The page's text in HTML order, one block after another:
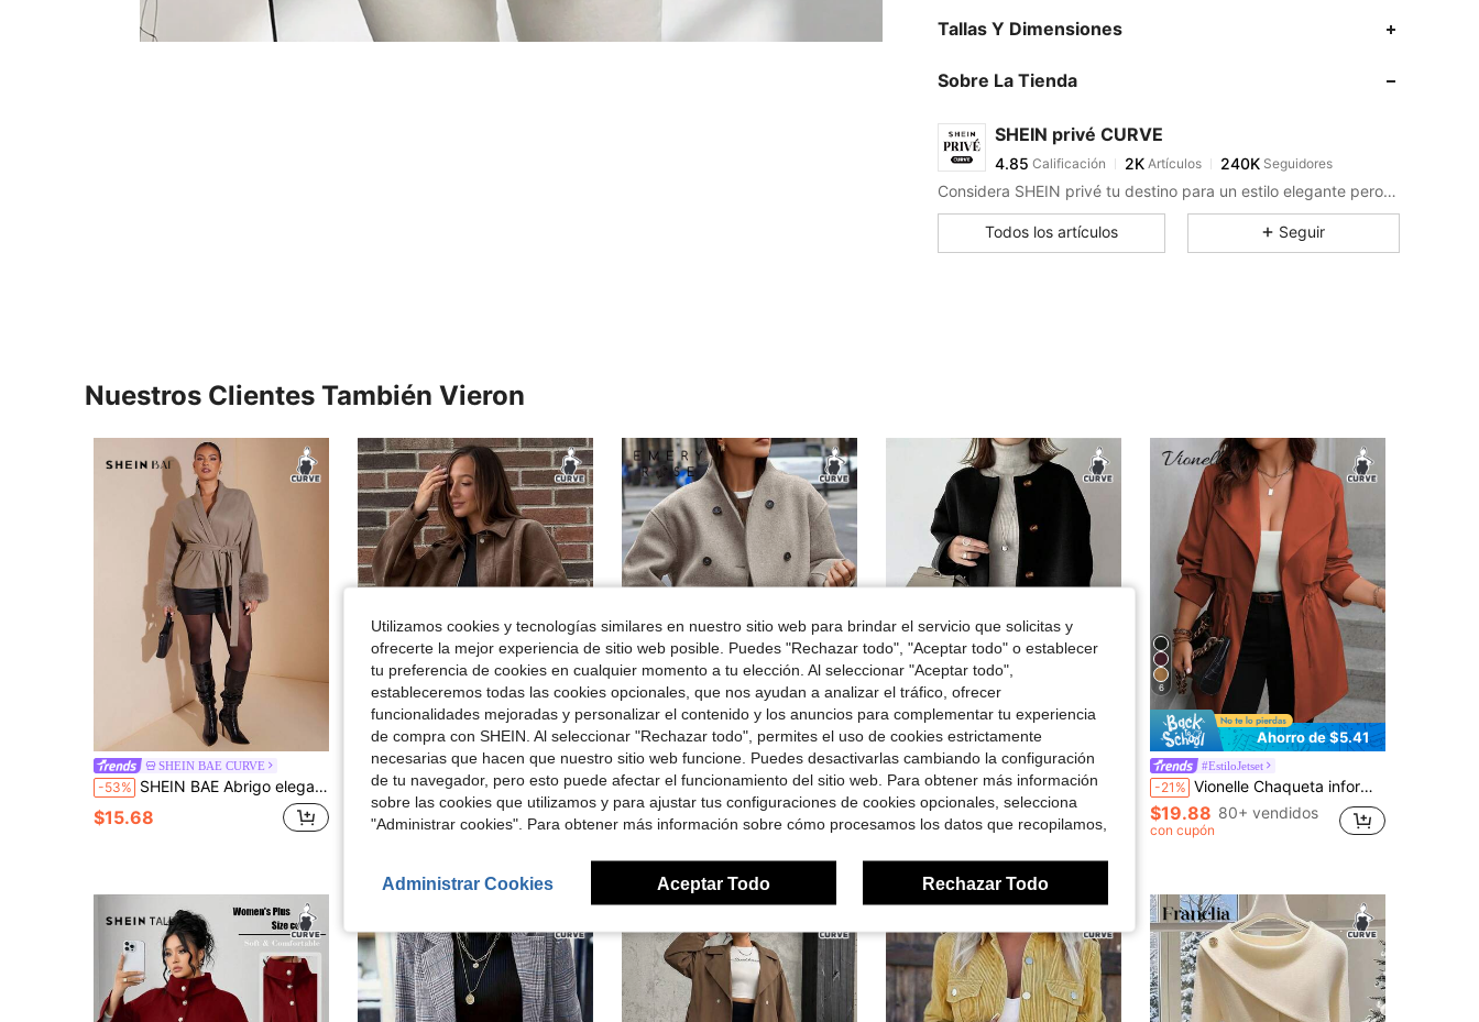
Tallas Y Dimensiones
Sobre La Tienda
SHEIN privé CURVE
4.85
4.85 Calificación
l***opagó Hace 1 día
4.85 2K 240K
4.85 240K
4.85 240K
240K
Considera SHEIN privé tu destino para un estilo elegante pero sin esfuerzo.
Todos los artículos Seguir
Nuestros Clientes También Vieron
SHEIN BAE CURVE
-53% SHEIN BAE Abrigo elegante de talla grande para mujer con puños de piel sintética de unicolor y hombros caídos, una prenda imprescindible para el otoño y el invierno, un abrigo corto para el trabajo y el calor, elegante y digno con cuello de piel, un abrigo popular para el otoño y el invierno
$15.68
Ahorro de $10.10
-30% Chaqueta de ante sintético marrón talla grande para mujer, hombros caídos, manga larga, detalle de cremallera plateada, bajo con cuatro botones, puños plisados, tela suave de moda, estilo callejero, ajuste holgado cómodo, chaqueta ligera para primavera, otoño e invierno
$23.99
con cupón
Ahorro de $9.34
-30% EMERY ROSE Abrigo largo de doble botonadura y cuello en V de unicolor vintage, talla grande, ropa de abrigo cálida para mujer para ir al trabajo, otoño/invierno
$22.15 90+ vendidos
con cupón
Ahorro de $9.64
-30% Abrigo de talla grande de longitud media, cierre con botones delanteros, cuello redondo, manga larga, abrigo de punto de unicolor, éxito de de otoño/invierno negro primavera
$22.95
con cupón
6
Ahorro de $5.41
#EstiloJetset
-21% Vionelle Chaqueta informal de manga larga con amarrar en el frente de unicolor, talla grande, para uso diario, ligera
$19.88 80+ vendidos
con cupón
Utilizamos cookies y tecnologías similares en nuestro sitio web para brindar el servicio que solicitas y
ofrecerte la mejor experiencia de sitio web posible. Puedes "Rechazar todo", "Aceptar todo" o establecer
tu preferencia de cookies en cualquier momento a tu elección. Al seleccionar "Aceptar todo",
estableceremos todas las cookies opcionales, que nos ayudan a analizar el tráfico, ofrecer
funcionalidades mejoradas y personalizar el contenido y los anuncios para complementar tu experiencia
de compra con SHEIN. Al seleccionar "Rechazar todo", permites el uso de cookies estrictamente
necesarias que hacen que nuestro sitio web funcione. Puedes desactivarlas cambiando la configuración
de tu navegador, pero esto puede afectar el funcionamiento del sitio web. Para obtener más información
sobre las cookies que utilizamos y para ajustar tus configuraciones de cookies opcionales, selecciona
"Administrar cookies". Para obtener más información sobre cómo procesamos los datos que recopilamos,
Administrar Cookies Aceptar Todo Rechazar Todo